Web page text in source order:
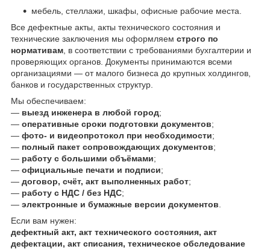
мебель, стеллажи, шкафы, офисные рабочие места.
Все дефектные акты, акты технического состояния и
технические заключения мы оформляем строго по
нормативам , в соответствии с требованиями бухгалтерии и
проверяющих органов. Документы принимаются всеми
организациями — от малого бизнеса до крупных холдингов,
банков и государственных структур.
Мы обеспечиваем:
— выезд инженера в любой город;
— оперативные сроки подготовки документов;
— фото- и видеопротокол при необходимости;
— полный пакет сопровождающих документов;
— работу с большими объёмами;
— официальные печати и подписи;
— договор, счёт, акт выполненных работ;
— работу с НДС / без НДС;
— электронные и бумажные версии документов
Если вам нужен:
дефектный акт, акт технического состояния, акт
дефектации, акт списания, техническое обследование